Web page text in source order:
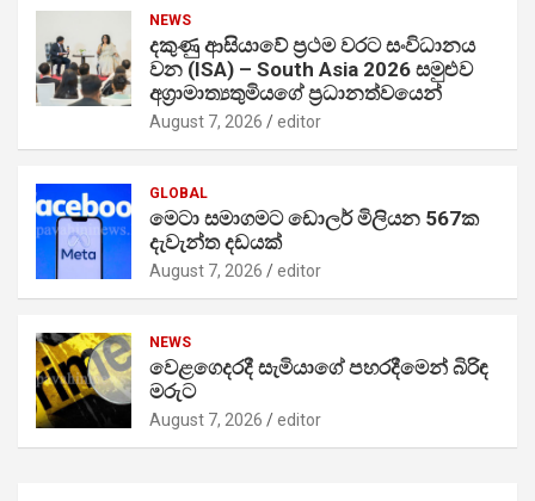
NEWS
දකුණු ආසියාවේ ප්‍රථම වරට සංවිධානය
වන (ISA) – South Asia 2026 සමුළුව
අග්‍රාමාත්‍යතුමියගේ ප්‍රධානත්වයෙන්
August 7, 2026 editor
GLOBAL
මෙටා සමාගමට ඩොලර් මිලියන 567ක
දැවැන්ත දඩයක්
August 7, 2026 editor
NEWS
වෙළගෙදරදී සැමියාගේ පහරදීමෙන් බිරිඳ
මරුට
August 7, 2026 editor